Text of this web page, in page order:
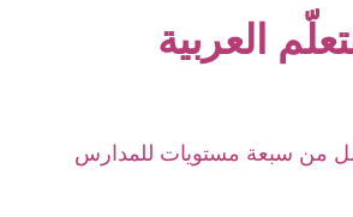
العربية
من سبعة مستويات للمدارس